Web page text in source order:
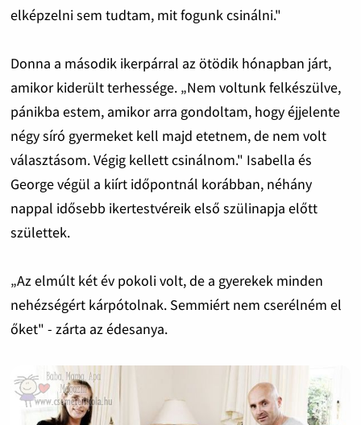
elképzelni sem tudtam, mit fogunk csinálni."
Donna a második ikerpárral az ötödik hónapban járt,
amikor kiderült terhessége. „Nem voltunk felkészülve,
pánikba estem, amikor arra gondoltam, hogy éjjelente
négy síró gyermeket kell majd etetnem, de nem volt
választásom. Végig kellett csinálnom." Isabella és
George végül a kiírt időpontnál korábban, néhány
nappal idősebb ikertestvéreik első szülinapja előtt
születtek.
„Az elmúlt két év pokoli volt, de a gyerekek minden
nehézségért kárpótolnak. Semmiért nem cserélném el
őket" - zárta az édesanya.